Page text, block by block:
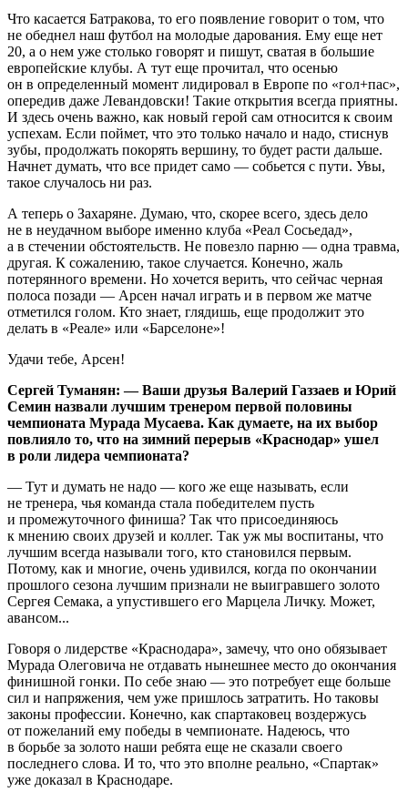
Что касается Батракова, то его появление говорит о том, что
не обеднел наш футбол на молодые дарования. Ему еще нет
20, а о нем уже столько говорят и пишут, сватая в большие
европейские клубы. А тут еще прочитал, что осенью
он в определенный момент лидировал в Европе по «гол+пас»,
опередив даже Левандовски! Такие открытия всегда приятны.
И здесь очень важно, как новый герой сам относится к своим
успехам. Если поймет, что это только начало и надо, стиснув
зубы, продолжать покорять вершину, то будет расти дальше.
Начнет думать, что все придет само — собьется с пути. Увы,
такое случалось ни раз.
А теперь о Захаряне. Думаю, что, скорее всего, здесь дело
не в неудачном выборе именно клуба «Реал Сосьедад»,
а в стечении обстоятельств. Не повезло парню — одна травма,
другая. К сожалению, такое случается. Конечно, жаль
потерянного времени. Но хочется верить, что сейчас черная
полоса позади — Арсен начал играть и в первом же матче
отметился голом. Кто знает, глядишь, еще продолжит это
делать в «Реале» или «Барселоне»!
Удачи тебе, Арсен!
Сергей Туманян: — Ваши друзья Валерий Газзаев и Юрий
Семин назвали лучшим тренером первой половины
чемпионата Мурада Мусаева. Как думаете, на их выбор
повлияло то, что на зимний перерыв «Краснодар» ушел
в роли лидера чемпионата?
— Тут и думать не надо — кого же еще называть, если
не тренера, чья команда стала победителем пусть
и промежуточного финиша? Так что присоединяюсь
к мнению своих друзей и коллег. Так уж мы воспитаны, что
лучшим всегда называли того, кто становился первым.
Потому, как и многие, очень удивился, когда по окончании
прошлого сезона лучшим признали не выигравшего золото
Сергея Семака, а упустившего его Марцела Личку. Может,
авансом...
Говоря о лидерстве «Краснодара», замечу, что оно обязывает
Мурада Олеговича не отдавать нынешнее место до окончания
финишной гонки. По себе знаю — это потребует еще больше
сил и напряжения, чем уже пришлось затратить. Но таковы
законы профессии. Конечно, как спартаковец воздержусь
от пожеланий ему победы в чемпионате. Надеюсь, что
в борьбе за золото наши ребята еще не сказали своего
последнего слова. И то, что это вполне реально, «Спартак»
уже доказал в Краснодаре.